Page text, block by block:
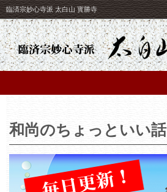
臨済宗妙心寺派 太白山 寳勝寺
和尚のちょっといい話